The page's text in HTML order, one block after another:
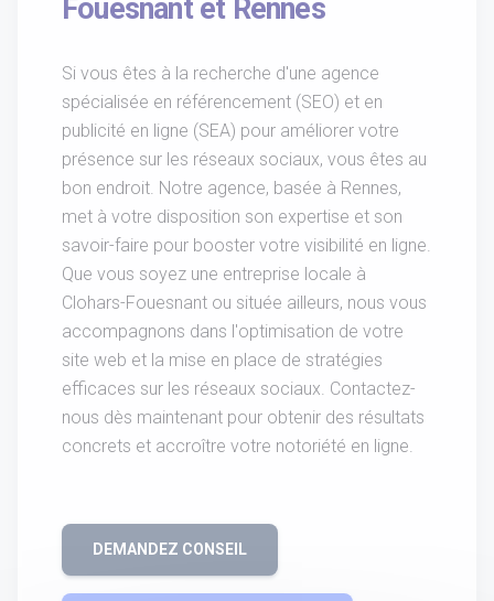
Fouesnant et Rennes
Si vous êtes à la recherche d'une agence
spécialisée en référencement (SEO) et en
publicité en ligne (SEA) pour améliorer votre
présence sur les réseaux sociaux, vous êtes au
bon endroit. Notre agence, basée à Rennes,
met à votre disposition son expertise et son
savoir-faire pour booster votre visibilité en ligne.
Que vous soyez une entreprise locale à
Clohars-Fouesnant ou située ailleurs, nous vous
accompagnons dans l'optimisation de votre
site web et la mise en place de stratégies
efficaces sur les réseaux sociaux. Contactez-
nous dès maintenant pour obtenir des résultats
concrets et accroître votre notoriété en ligne.
DEMANDEZ CONSEIL